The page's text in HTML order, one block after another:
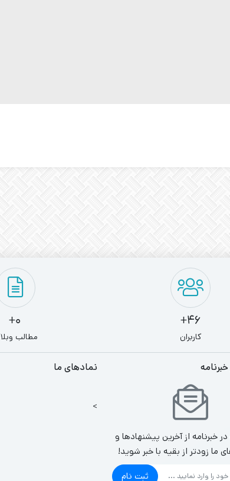
46+
کاربران
0+
مطالب
خبرنامه از آخرین پیشنهادها و
ما زودتر از بقیه با خبر شوید!
ثبت نام
نمادهای ما
>